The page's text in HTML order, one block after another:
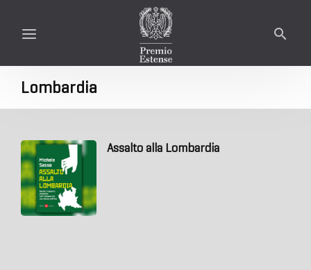
Lombardia
Assalto alla Lombardia